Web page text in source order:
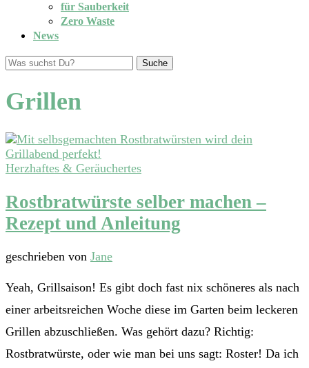
für Sauberkeit
Zero Waste
News
Suche
Grillen
Herzhaftes & Geräuchertes
Rostbratwürste selber machen –
Rezept und Anleitung
geschrieben von Jane
Yeah, Grillsaison! Es gibt doch fast nix schöneres als nach
einer arbeitsreichen Woche diese im Garten beim leckeren
Grillen abzuschließen. Was gehört dazu? Richtig:
Rostbratwürste, oder wie man bei uns sagt: Roster! Da ich